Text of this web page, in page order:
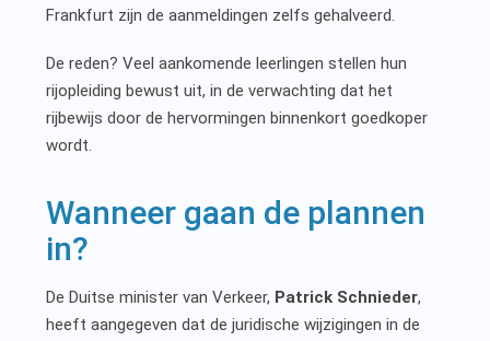
Frankfurt zijn de aanmeldingen zelfs gehalveerd.
De reden? Veel aankomende leerlingen stellen hun
rijopleiding bewust uit, in de verwachting dat het
rijbewijs door de hervormingen binnenkort goedkoper
wordt.
Wanneer gaan de plannen
in?
De Duitse minister van Verkeer, Patrick Schnieder,
heeft aangegeven dat de juridische wijzigingen in de